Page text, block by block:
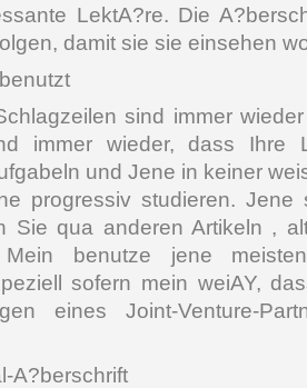
LektA?re. Die
damit sie sie einsehen
sind immer
immer wieder, dass Ihre
und Jene in keiner
progressiv studieren. Jene
Sie qua anderen Artikeln ,
Mein benutze jene
sofern mein weiAY,
eines Joint-Venture-
A?berschrift